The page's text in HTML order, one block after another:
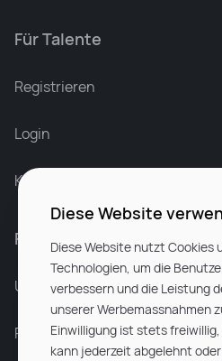
Für Talente
Registrieren
Login
Karriere bei Rocken
Für Unternehmen
Unsere Dienstleistungen
Partnerunternehmen
Diese Website
Diese Website nutzt Cookies
Technologien, um die
verbessern und die Leistung
unserer Werbemassnahmen
Einwilligung ist stets
kann jederzeit abgelehnt